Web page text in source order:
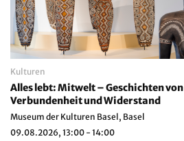
Kulturen
Alles lebt: Mitwelt – Geschichten von
Verbundenheit und Widerstand
Museum der Kulturen Basel, Basel
09.08.2026, 13:00 - 14:00